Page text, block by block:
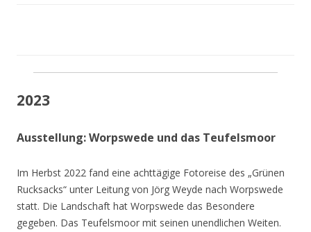
2023
Ausstellung: Worpswede und das Teufelsmoor
Im Herbst 2022 fand eine achttägige Fotoreise des „Grünen
Rucksacks“ unter Leitung von Jörg Weyde nach Worpswede
statt. Die Landschaft hat Worpswede das Besondere
gegeben. Das Teufelsmoor mit seinen unendlichen Weiten.